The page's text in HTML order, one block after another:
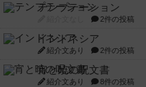
テンプテーション
2件の投稿
インドネシア
紹介文あり 2件の投稿
宵と暁の呪文書
紹介文あり 8件の投稿